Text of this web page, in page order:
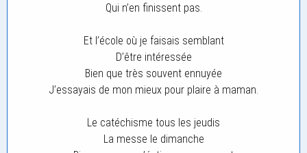
Qui n’en finissent pas.
Et l’école où je faisais semblant
D’être intéressée
Bien que très souvent ennuyée
J’essayais de mon mieux pour plaire à maman.
Le catéchisme tous les jeudis
La messe le dimanche